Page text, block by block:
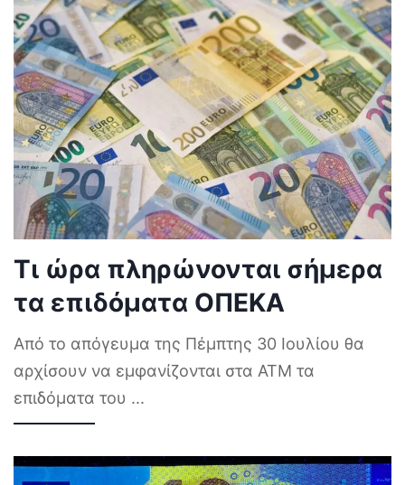
Τι ώρα πληρώνονται σήμερα
τα επιδόματα ΟΠΕΚΑ
Από το απόγευμα της Πέμπτης 30 Ιουλίου θα
αρχίσουν να εμφανίζονται στα ΑΤΜ τα
επιδόματα του ...